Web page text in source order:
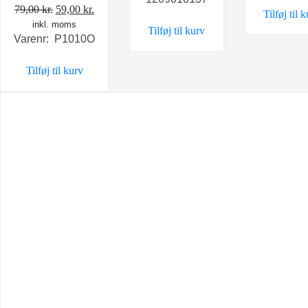
79,00kr. Den
oprindelige
pris
79,00 kr..
59,00 kr.
pris
inkl. moms
Varenr: P1010O
Tilføj til kurv
329,00 kr..
Tilføj til kurv
Tilføj til